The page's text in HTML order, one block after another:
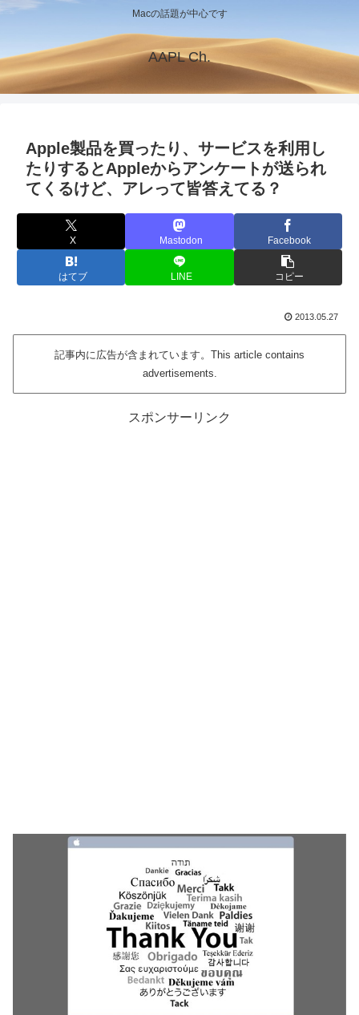
Macの話題が中心です
AAPL Ch.
Apple製品を買ったり、サービスを利用し
たりするとAppleからアンケートが送られ
てくるけど、アレって皆答えてる？
X Mastodon Facebook
はてブ LINE コピー
2013.05.27
記事内に広告が含まれています。This article contains
advertisements.
スポンサーリンク